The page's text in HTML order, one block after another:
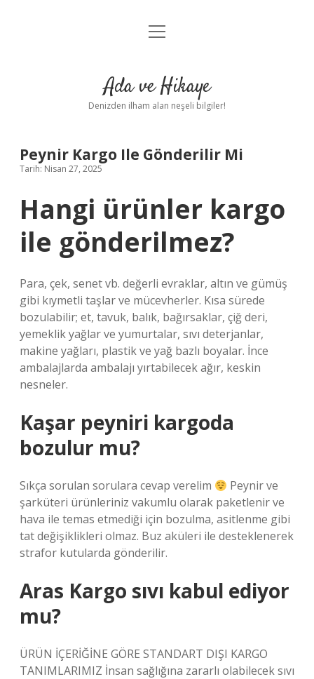
Anasayfa
Yasal Uyarı
menüyü
Ada ve Hikaye
Denizden ilham alan neşeli bilgiler!
Peynir Kargo Ile Gönderilir Mi
Tarih: Nisan 27, 2025
Hangi ürünler kargo
ile gönderilmez?
Para, çek, senet vb. değerli evraklar, altın ve gümüş
gibi kıymetli taşlar ve mücevherler. Kısa sürede
bozulabilir; et, tavuk, balık, bağırsaklar, çiğ deri,
yemeklik yağlar ve yumurtalar, sıvı deterjanlar,
makine yağları, plastik ve yağ bazlı boyalar. İnce
ambalajlarda ambalajı yırtabilecek ağır, keskin
nesneler.
Kaşar peyniri kargoda
bozulur mu?
Sıkça sorulan sorulara cevap verelim
Peynir ve
şarküteri ürünleriniz vakumlu olarak paketlenir ve
hava ile temas etmediği için bozulma, asitlenme gibi
tat değişiklikleri olmaz. Buz aküleri ile desteklenerek
strafor kutularda gönderilir.
Aras Kargo sıvı kabul ediyor
mu?
ÜRÜN İÇERİĞİNE GÖRE STANDART DIŞI KARGO
TANIMLARIMIZ İnsan sağlığına zararlı olabilecek sıvı